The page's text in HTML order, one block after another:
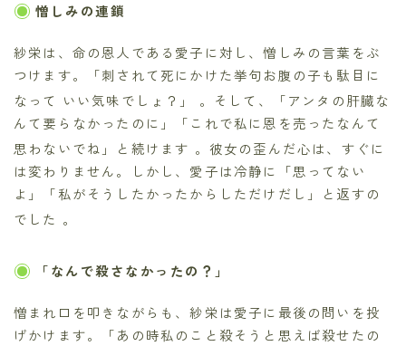
憎しみの連鎖
紗栄は、命の恩人である愛子に対し、憎しみの言葉をぶ
つけます。「刺されて死にかけた挙句お腹の子も駄目に
なって いい気味でしょ？」 。そして、「アンタの肝臓な
んて要らなかったのに」「これで私に恩を売ったなんて
思わないでね」と続けます 。彼女の歪んだ心は、すぐに
は変わりません。しかし、愛子は冷静に「思ってない
よ」「私がそうしたかったからしただけだし」と返すの
でした 。
「なんで殺さなかったの？」
憎まれ口を叩きながらも、紗栄は愛子に最後の問いを投
げかけます。「あの時私のこと殺そうと思えば殺せたの